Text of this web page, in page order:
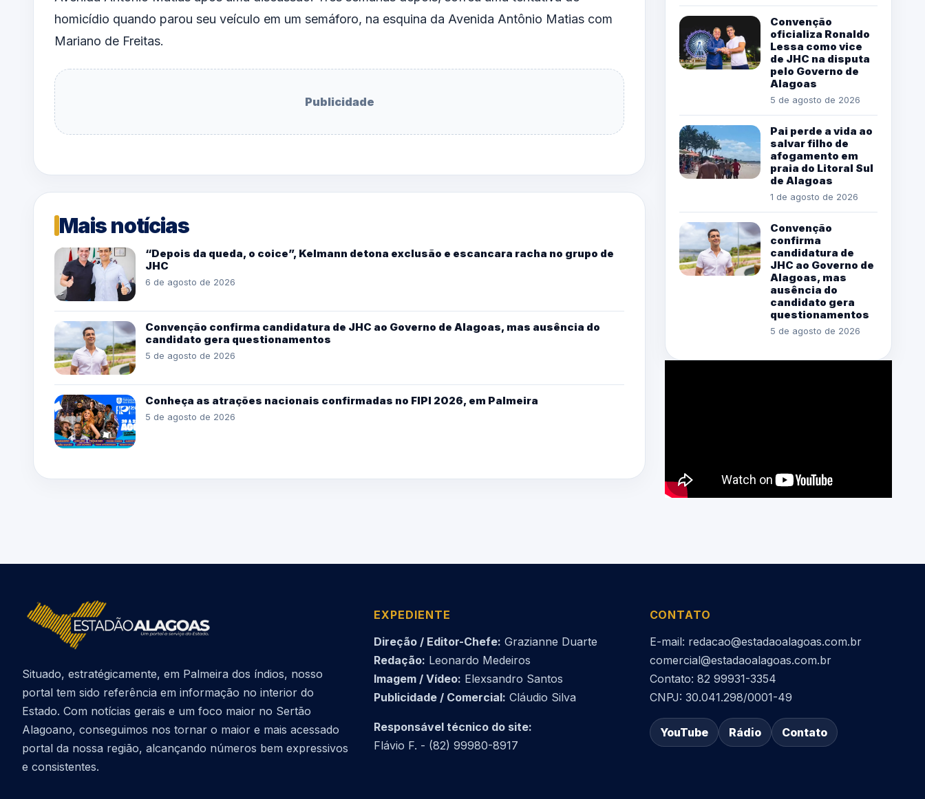
homicídio quando parou seu veículo em um semáforo, na esquina da Avenida Antônio Matias com
Mariano de Freitas.
Publicidade
Mais notícias
“Depois da queda, o coice”, Kelmann detona exclusão e escancara racha no grupo de
JHC
6 de agosto de 2026
Convenção confirma candidatura de JHC ao Governo de Alagoas, mas ausência do
candidato gera questionamentos
5 de agosto de 2026
Conheça as atrações nacionais confirmadas no FIPI 2026, em Palmeira
5 de agosto de 2026
Convenção
oficializa Ronaldo
Lessa como vice
de JHC na disputa
pelo Governo de
Alagoas
5 de agosto de 2026
Pai perde a vida ao
salvar filho de
afogamento em
praia do Litoral Sul
de Alagoas
1 de agosto de 2026
Convenção
confirma
candidatura de
JHC ao Governo de
Alagoas, mas
ausência do
candidato gera
questionamentos
5 de agosto de 2026
Situado, estratégicamente, em Palmeira dos índios, nosso
portal tem sido referência em informação no interior do
Estado. Com notícias gerais e um foco maior no Sertão
Alagoano, conseguimos nos tornar o maior e mais acessado
portal da nossa região, alcançando números bem expressivos
e consistentes.
EXPEDIENTE
Direção / Editor-Chefe: Grazianne Duarte
Redação: Leonardo Medeiros
Imagem / Vídeo: Elexsandro Santos
Publicidade / Comercial: Cláudio Silva
Responsável técnico do site:
Flávio F. - (82) 99980-8917
CONTATO
E-mail: redacao@estadaoalagoas.com.br
comercial@estadaoalagoas.com.br
Contato: 82 99931-3354
CNPJ: 30.041.298/0001-49
YouTube Rádio Contato